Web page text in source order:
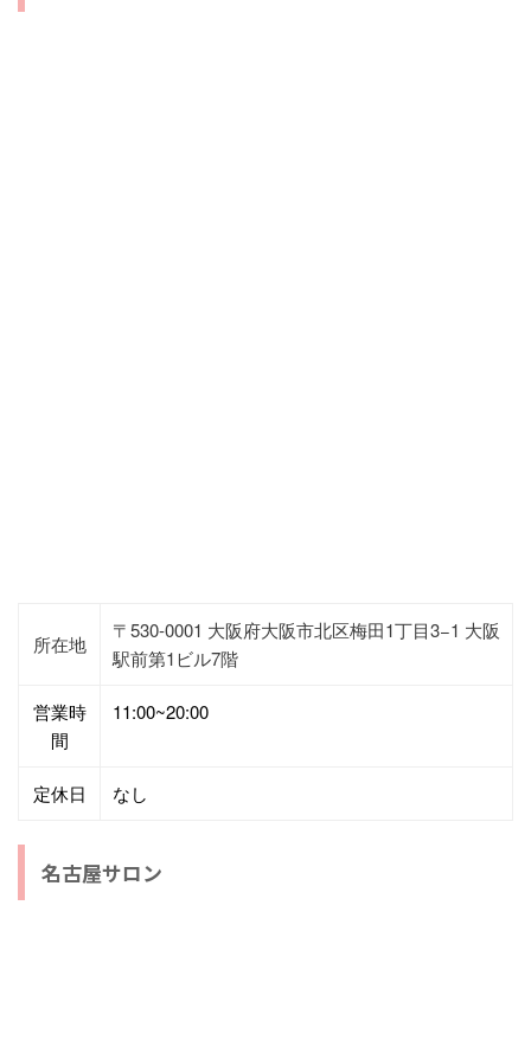
所在地
〒530-0001 大阪府大阪市北区梅田1丁目3−1 大阪
駅前第1ビル7階
営業時
間
11:00~20:00
定休日 なし
名古屋サロン